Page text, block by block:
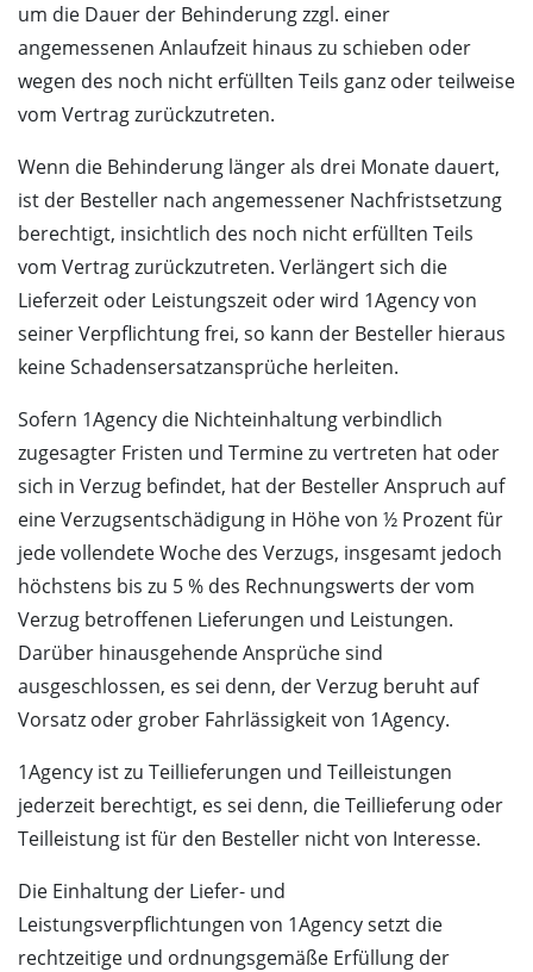
um die Dauer der Behinderung zzgl. einer
angemessenen Anlaufzeit hinaus zu schieben oder
wegen des noch nicht erfüllten Teils ganz oder teilweise
vom Vertrag zurückzutreten.
Wenn die Behinderung länger als drei Monate dauert,
ist der Besteller nach angemessener Nachfristsetzung
berechtigt, insichtlich des noch nicht erfüllten Teils
vom Vertrag zurückzutreten. Verlängert sich die
Lieferzeit oder Leistungszeit oder wird 1Agency von
seiner Verpflichtung frei, so kann der Besteller hieraus
keine Schadensersatzansprüche herleiten.
Sofern 1Agency die Nichteinhaltung verbindlich
zugesagter Fristen und Termine zu vertreten hat oder
sich in Verzug befindet, hat der Besteller Anspruch auf
eine Verzugsentschädigung in Höhe von ½ Prozent für
jede vollendete Woche des Verzugs, insgesamt jedoch
höchstens bis zu 5 % des Rechnungswerts der vom
Verzug betroffenen Lieferungen und Leistungen.
Darüber hinausgehende Ansprüche sind
ausgeschlossen, es sei denn, der Verzug beruht auf
Vorsatz oder grober Fahrlässigkeit von 1Agency.
1Agency ist zu Teillieferungen und Teilleistungen
jederzeit berechtigt, es sei denn, die Teillieferung oder
Teilleistung ist für den Besteller nicht von Interesse.
Die Einhaltung der Liefer- und
Leistungsverpflichtungen von 1Agency setzt die
rechtzeitige und ordnungsgemäße Erfüllung der